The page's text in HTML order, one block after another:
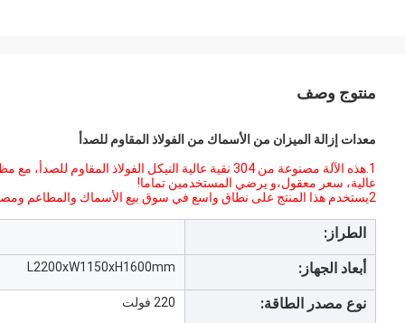
منتوج وصف
معدات إزالة الميزان من الأسماك من الفولاذ المقاوم للصدأ
1.هذه الآلة مصنوعة من 304 نقية عالية النيكل الفولاذ
عالية، سعر معقول،و يرضي المستخدمين تماما!
2يستخدم هذا المنتج على نطاق واسع في سوق بيع الأسماك والمطاعم ومصانع معالجة الأسماك، الخ
الطراز:
أبعاد الجهاز: L2200xW1150xH1600mm
نوع مصدر الطاقة: 220 فولت